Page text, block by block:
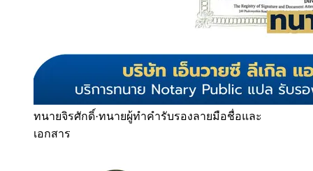
ทนายจิรศักดิ์·ทนายผู้ทำคำรับรองลายมือชื่อและ
เอกสาร